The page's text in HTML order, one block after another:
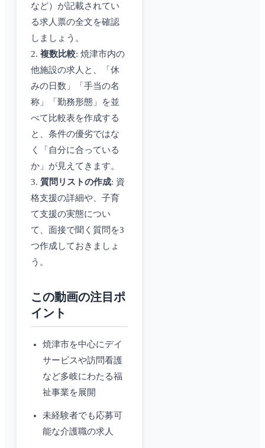
など）が記載されてい
る求人票の全文を確認
しましょう。
2. 複数比較: 焼津市内の
他施設の求人と、「休
みの日数」「手当の名
称」「勤務形態」を並
べて比較表を作成する
と、条件の優劣ではな
く「自分に合っている
か」が見えてきます。
3. 質問リストの作成: 資
格支援の詳細や、子育
て支援の実態につい
て、面接で聞く質問を3
つ作成しておきましょ
う。
この動画の注目ポ
イント
焼津市を中心にデイ
サービスや訪問看護
など多岐にわたる福
祉事業を展開
未経験者でも応募可
能な介護職の求人